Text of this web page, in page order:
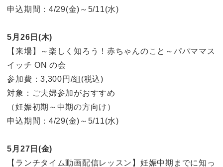
申込期間：4/29(金)～5/11(水)
5月26日(木)
【来場】～楽しく知ろう！赤ちゃんのこと～パパママス
イッチ ON の会
参加費：3,300円/組(税込)
対象：ご夫婦参加がおすすめ
（妊娠初期～中期の方向け）
申込期間：4/29(金)～5/11(水)
5月27日(金)
【ランチタイム動画配信レッスン】妊娠中期までに知っ